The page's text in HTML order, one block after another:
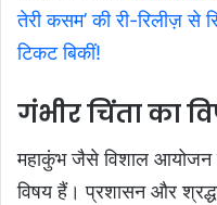
तेरी कसम’ की री-रिलीज़ से
टिकट बिकीं!
गंभीर चिंता का
महाकुंभ जैसे विशाल आयोजन
विषय हैं। प्रशासन और